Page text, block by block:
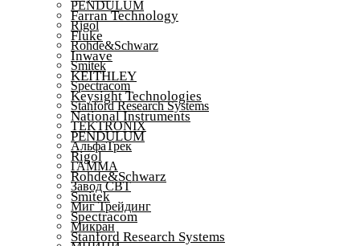
PENDULUM
Rigol
Rohde&Schwarz
Smitek
Spectracom
Stanford Research Systems
TEKTRONIX
АльфаТрек
ГАММА
Завод СВТ
Миг Трейдинг
Микран
Farran Technology
Fluke
Inwave
KEITHLEY
Keysight Technologies
National Instruments
PENDULUM
Rigol
Rohde&Schwarz
Smitek
Spectracom
Stanford Research Systems